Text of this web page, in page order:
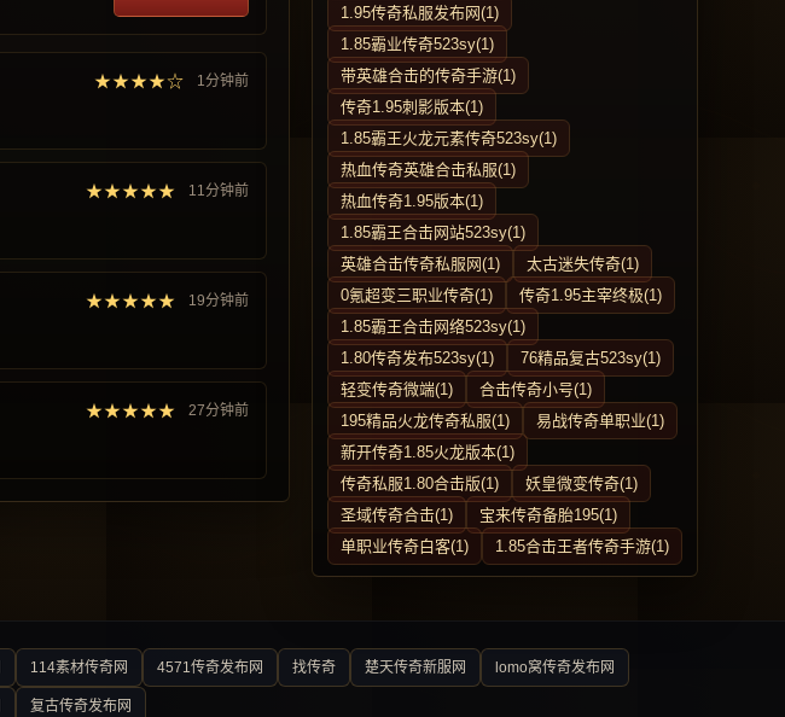
★★★★☆ 1分钟前
★★★★★ 11分钟前
★★★★★ 19分钟前
★★★★★ 27分钟前
1.95传奇私服发布网(1)
1.85霸业传奇523sy(1)
带英雄合击的传奇手游(1)
传奇1.95刺影版本(1)
1.85霸王火龙元素传奇523sy(1)
热血传奇英雄合击私服(1)
热血传奇1.95版本(1)
1.85霸王合击网站523sy(1)
英雄合击传奇私服网(1)
太古迷失传奇(1)
0氪超变三职业传奇(1)
传奇1.95主宰终极(1)
1.85霸王合击网络523sy(1)
1.80传奇发布523sy(1)
76精品复古523sy(1)
轻变传奇微端(1)
合击传奇小号(1)
195精品火龙传奇私服(1)
易战传奇单职业(1)
新开传奇1.85火龙版本(1)
传奇私服1.80合击版(1)
妖皇微变传奇(1)
圣域传奇合击(1)
宝来传奇备胎195(1)
单职业传奇白客(1)
1.85合击王者传奇手游(1)
114素材传奇网 4571传奇发布网 找传奇 楚天传奇新服网 lomo窝传奇发布网
复古传奇发布网